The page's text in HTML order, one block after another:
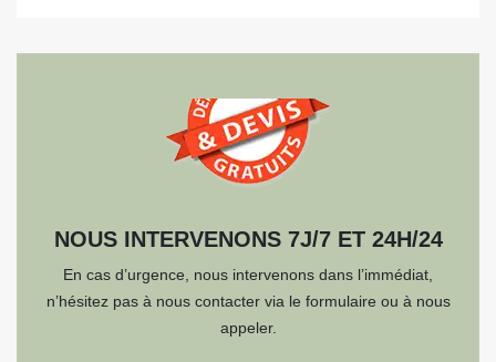
NOUS INTERVENONS 7J/7 ET 24H/24
En cas d’urgence, nous intervenons dans l’immédiat,
n’hésitez pas à nous contacter via le formulaire ou à nous
appeler.